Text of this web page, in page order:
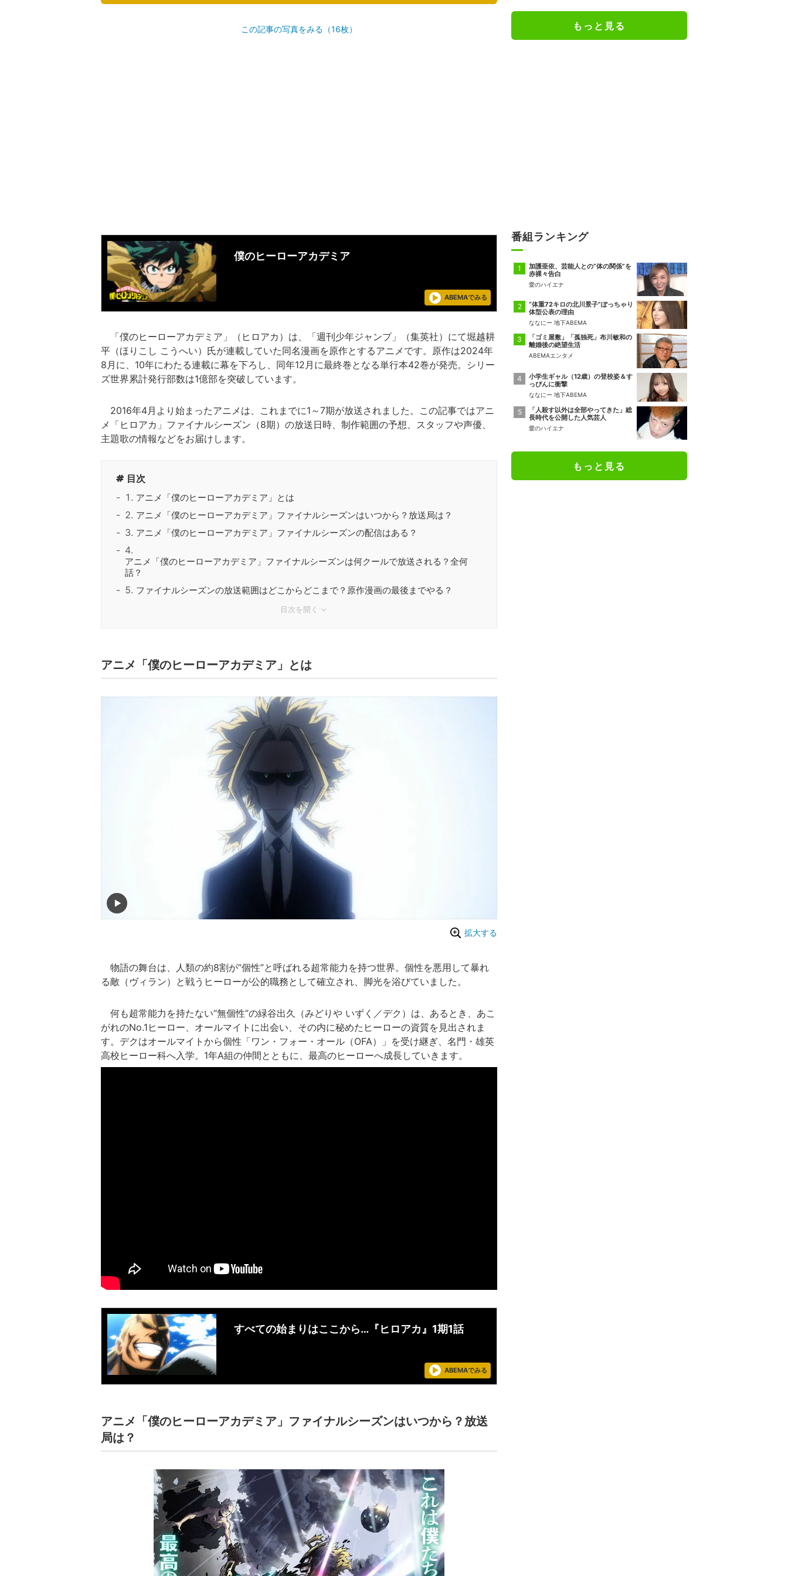
この記事の写真をみる（16枚）
僕のヒーローアカデミア
ABEMAでみる
「僕のヒーローアカデミア」（ヒロアカ）は、「週刊少年ジャンプ」（集英社）にて堀越耕
平（ほりこし こうへい）氏が連載していた同名漫画を原作とするアニメです。原作は2024年
8月に、10年にわたる連載に幕を下ろし、同年12月に最終巻となる単行本42巻が発売。シリー
ズ世界累計発行部数は1億部を突破しています。
2016年4月より始まったアニメは、これまでに1～7期が放送されました。この記事ではアニ
メ「ヒロアカ」ファイナルシーズン（8期）の放送日時、制作範囲の予想、スタッフや声優、
主題歌の情報などをお届けします。
目次
アニメ「僕のヒーローアカデミア」とは
アニメ「僕のヒーローアカデミア」ファイナルシーズンはいつから？放送局は？
アニメ「僕のヒーローアカデミア」ファイナルシーズンの配信はある？
アニメ「僕のヒーローアカデミア」ファイナルシーズンは何クールで放送される？全何
話？
ファイナルシーズンの放送範囲はどこからどこまで？原作漫画の最後までやる？
目次を開く
アニメ「僕のヒーローアカデミア」とは
拡大する
物語の舞台は、人類の約8割が“個性”と呼ばれる超常能力を持つ世界。個性を悪用して暴れ
る敵（ヴィラン）と戦うヒーローが公的職務として確立され、脚光を浴びていました。
何も超常能力を持たない“無個性”の緑谷出久（みどりや いずく／デク）は、あるとき、あこ
がれのNo.1ヒーロー、オールマイトに出会い、その内に秘めたヒーローの資質を見出されま
す。デクはオールマイトから個性「ワン・フォー・オール（OFA）」を受け継ぎ、名門・雄英
高校ヒーロー科へ入学。1年A組の仲間とともに、最高のヒーローへ成長していきます。
すべての始まりはここから…『ヒロアカ』1期1話
ABEMAでみる
アニメ「僕のヒーローアカデミア」ファイナルシーズンはいつから？放送
局は？
もっと見る
番組ランキング
加護亜依、芸能人との“体の関係”を
赤裸々告白
愛のハイエナ
“体重72キロの北川景子”ぽっちゃり
体型公表の理由
ななにー 地下ABEMA
「ゴミ屋敷」「孤独死」布川敏和の
離婚後の絶望生活
ABEMAエンタメ
小学生ギャル（12歳）の登校姿＆す
っぴんに衝撃
ななにー 地下ABEMA
「人殺す以外は全部やってきた」総
長時代を公開した人気芸人
愛のハイエナ
もっと見る